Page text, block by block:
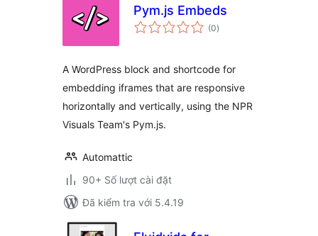
Pym.js Embeds
(0tổng
đánh
)
A WordPress block and shortcode for
embedding iframes that are responsive
horizontally and vertically, using the NPR
Visuals Team's Pym.js.
Automattic
90+ Số lượt cài đặt
Đã kiểm tra với 5.4.19